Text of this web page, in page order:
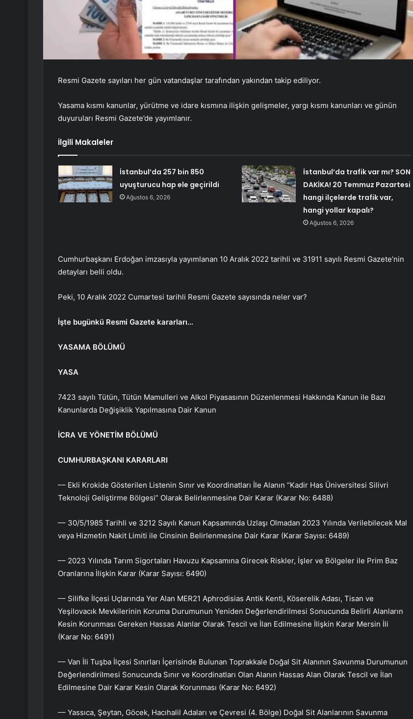
Resmi Gazete sayıları her gün vatandaşlar tarafından yakından takip ediliyor.
Yasama kısmı kanunlar, yürütme ve idare kısmına ilişkin gelişmeler, yargı kısmı kanunları ve günün
duyuruları Resmi Gazete’de yayımlanır.
İlgili Makaleler
İstanbul’da 257 bin 850
uyuşturucu hap ele geçirildi
Ağustos 6, 2026
İstanbul’da trafik var mı? SON
DAKİKA! 20 Temmuz Pazartesi
hangi ilçelerde trafik var,
hangi yollar kapalı?
Ağustos 6, 2026
Cumhurbaşkanı Erdoğan imzasıyla yayımlanan 10 Aralık 2022 tarihli ve 31911 sayılı Resmi Gazete’nin
detayları belli oldu.
Peki, 10 Aralık 2022 Cumartesi tarihli Resmi Gazete sayısında neler var?
İşte bugünkü Resmi Gazete kararları…
YASAMA BÖLÜMÜ
YASA
7423 sayılı Tütün, Tütün Mamulleri ve Alkol Piyasasının Düzenlenmesi Hakkında Kanun ile Bazı
Kanunlarda Değişiklik Yapılmasına Dair Kanun
İCRA VE YÖNETİM BÖLÜMÜ
CUMHURBAŞKANI KARARLARI
–– Ekli Krokide Gösterilen Listenin Sınır ve Koordinatları İle Alanın “Kadir Has Üniversitesi Silivri
Teknoloji Geliştirme Bölgesi” Olarak Belirlenmesine Dair Karar (Karar No: 6488)
–– 30/5/1985 Tarihli ve 3212 Sayılı Kanun Kapsamında Uzlaşı Olmadan 2023 Yılında Verilebilecek Mal
veya Hizmetin Nakit Limiti ile Cinsinin Belirlenmesine Dair Karar (Karar Sayısı: 6489)
–– 2023 Yılında Tarım Sigortaları Havuzu Kapsamına Girecek Riskler, İşler ve Bölgeler ile Prim Baz
Oranlarına İlişkin Karar (Karar Sayısı: 6490)
–– Silifke İlçesi Uçlarında Yer Alan MER21 Aphrodisias Antik Kenti, Köserelik Adası, Tisan ve
Yeşilovacık Mevkilerinin Koruma Durumunun Yeniden Değerlendirilmesi Sonucunda Belirli Alanların
Kesin Korunması Gereken Hassas Alanlar Olarak Tescil ve İlan Edilmesine İlişkin Karar Mersin İli
(Karar No: 6491)
–– Van İli Tuşba İlçesi Sınırları İçerisinde Bulunan Toprakkale Doğal Sit Alanının Savunma Durumunun
Değerlendirilmesi Sonucunda Sınır ve Koordinatları Olan Alanın Hassas Alan Olarak Tescil ve İlan
Edilmesine Dair Karar Kesin Olarak Korunması (Karar No: 6492)
–– Yassıca, Şeytan, Göcek, Hacıhalil Adaları ve Çevresi (4. Bölge) Doğal Sit Alanlarının Savunma